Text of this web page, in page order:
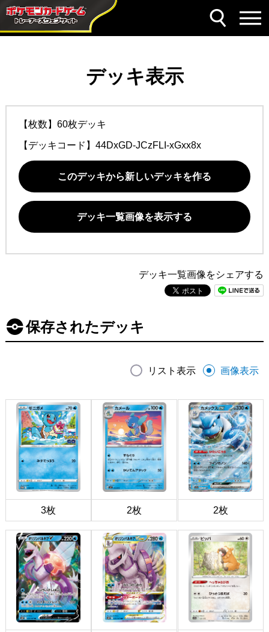
デッキ表示
【枚数】60枚デッキ
【デッキコード】 44DxGD-JCzFLI-xGxx8x
このデッキから新しいデッキを作る
デッキ一覧画像を表示する
デッキ一覧画像をシェアする
保存されたデッキ
リスト表示 画像表示
3枚 2枚 2枚